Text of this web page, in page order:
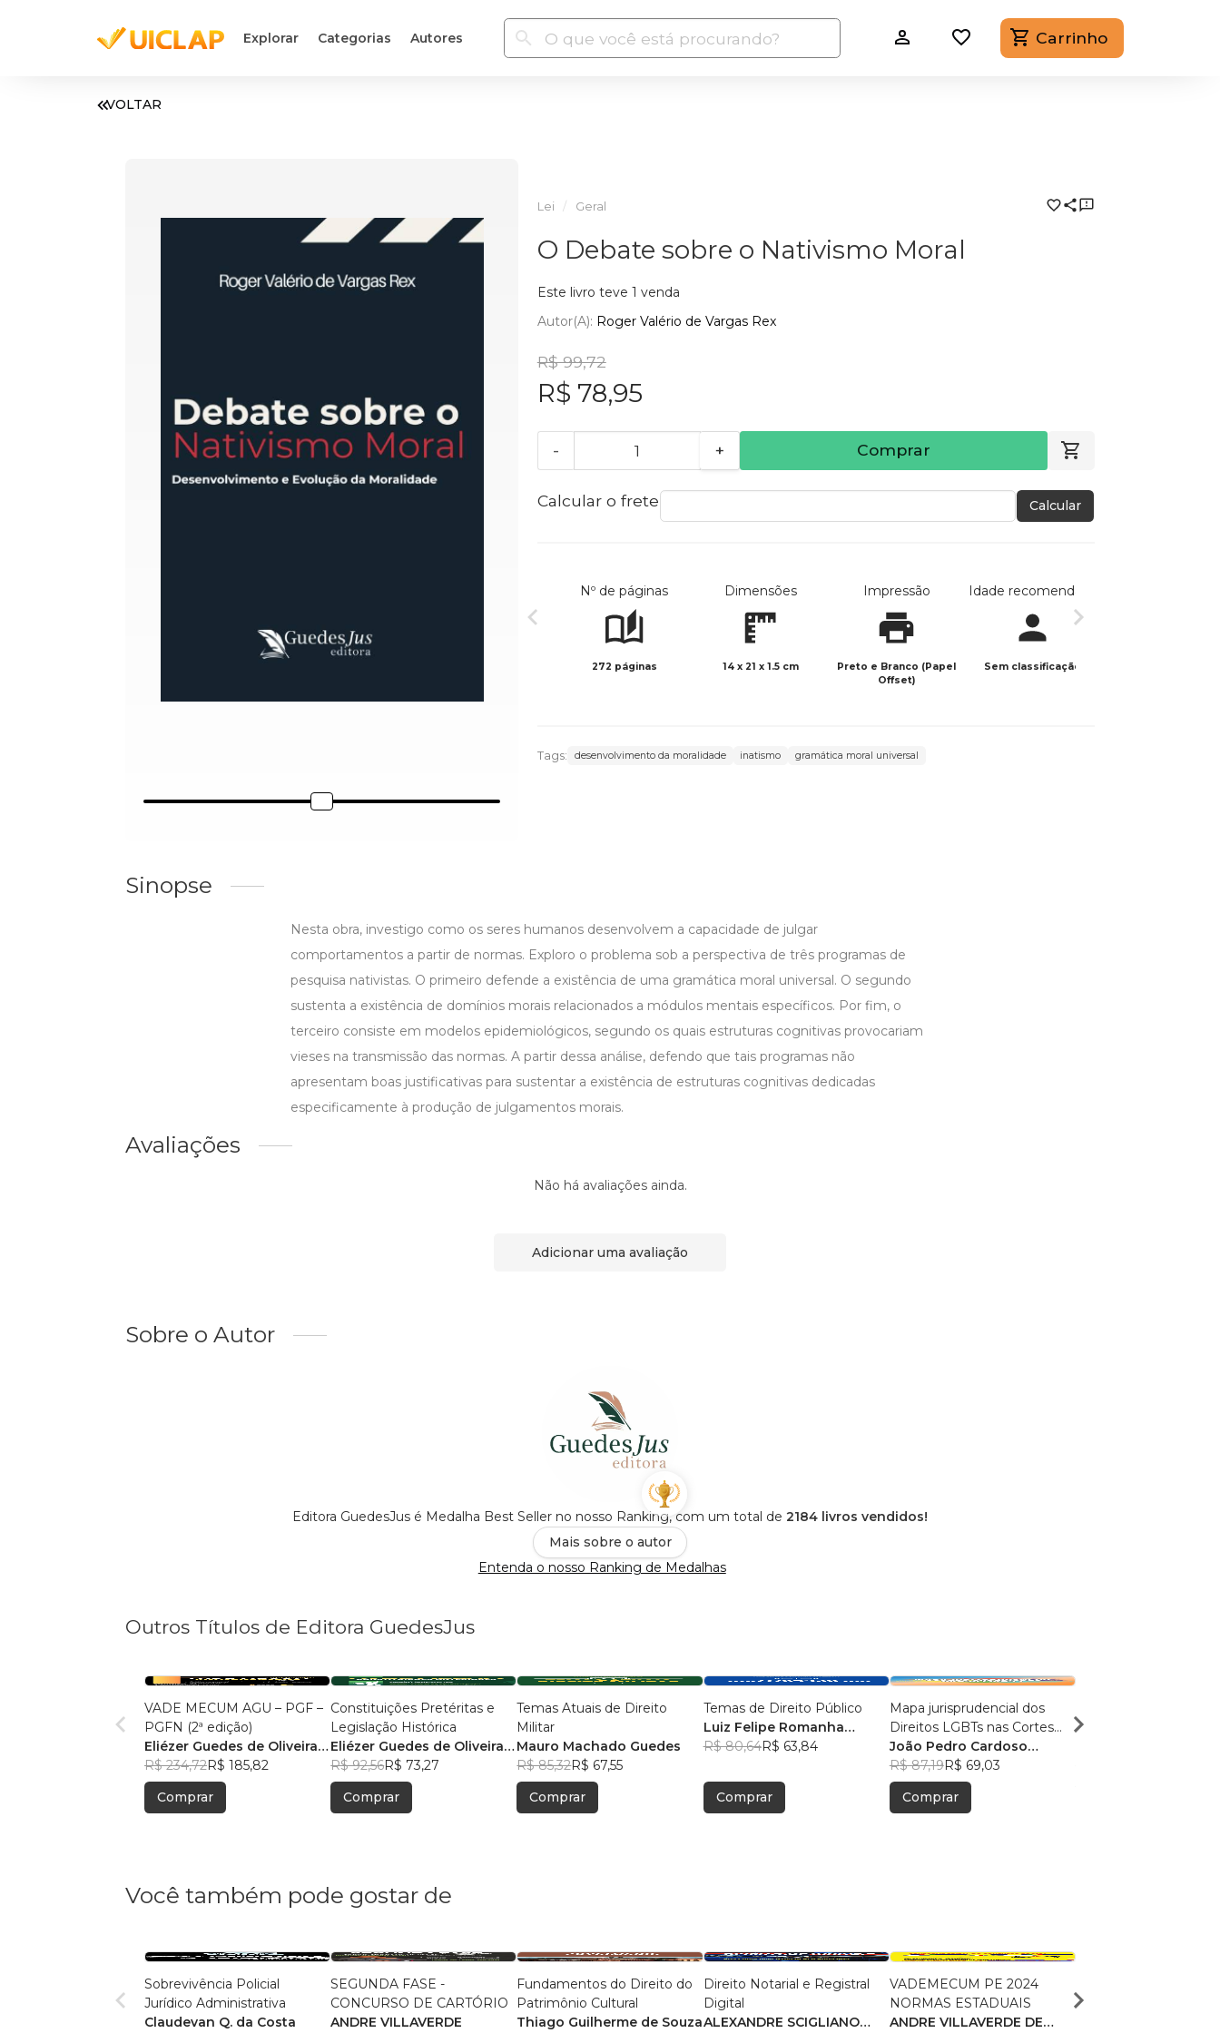
Explorar Categorias Autores Carrinho
VOLTAR
Lei Geral
O Debate sobre o Nativismo Moral
Este livro teve 1 venda
Autor(a): Roger Valério de Vargas Rex
R$ 99,72
R$ 78,95
- + Comprar
Calcular o frete Calcular
Nº de páginas
272 páginas
Dimensões
14 x 21 x 1.5 cm
Impressão
Preto e Branco (Papel
Offset)
Idade recomendada
Sem classificação
Tags: desenvolvimento da moralidade inatismo gramática moral universal
Sinopse
Nesta obra, investigo como os seres humanos desenvolvem a capacidade de julgar
comportamentos a partir de normas. Exploro o problema sob a perspectiva de três programas de
pesquisa nativistas. O primeiro defende a existência de uma gramática moral universal. O segundo
sustenta a existência de domínios morais relacionados a módulos mentais específicos. Por fim, o
terceiro consiste em modelos epidemiológicos, segundo os quais estruturas cognitivas provocariam
vieses na transmissão das normas. A partir dessa análise, defendo que tais programas não
apresentam boas justificativas para sustentar a existência de estruturas cognitivas dedicadas
especificamente à produção de julgamentos morais.
Avaliações
Não há avaliações ainda.
Adicionar uma avaliação
Sobre o Autor
Editora GuedesJus é Medalha Best Seller no nosso Ranking, com um total de 2184 livros vendidos!
Mais sobre o autor
Entenda o nosso Ranking de Medalhas
Outros Títulos de Editora GuedesJus
VADE MECUM AGU – PGF –
PGFN (2ª edição)
Eliézer Guedes de Oliveira
Junior
R$ 234,72R$ 185,82
Comprar
Constituições Pretéritas e
Legislação Histórica
Eliézer Guedes de Oliveira
Junior
R$ 92,56R$ 73,27
Comprar
Temas Atuais de Direito
Militar
Mauro Machado Guedes
R$ 85,32R$ 67,55
Comprar
Temas de Direito Público
Luiz Felipe Romanha
Matteoli
R$ 80,64R$ 63,84
Comprar
Mapa jurisprudencial dos
Direitos LGBTs nas Cortes
Superiores brasileiras e
estadunidenses
João Pedro Cardoso
Saraiva
R$ 87,19R$ 69,03
Comprar
Privado
Você também pode gostar de
Sobrevivência Policial
Jurídico Administrativa
Claudevan Q. da Costa
SEGUNDA FASE -
CONCURSO DE CARTÓRIO
ANDRE VILLAVERDE
Fundamentos do Direito do
Patrimônio Cultural
Thiago Guilherme de Souza
Direito Notarial e Registral
Digital
ALEXANDRE SCIGLIANO
VADEMECUM PE 2024
NORMAS ESTADUAIS
ANDRE VILLAVERDE DE
COMENTADOS PARA